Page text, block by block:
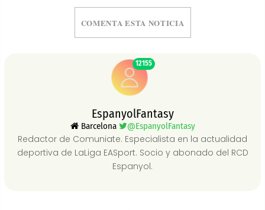
COMENTA ESTA NOTICIA
12155
EspanyolFantasy
Barcelona @EspanyolFantasy
Redactor de Comuniate. Especialista en la actualidad
deportiva de LaLiga EASport. Socio y abonado del RCD
Espanyol.